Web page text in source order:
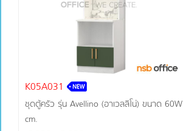
K05A031
ชุดตู้ครัว รุ่น Avellino (อาเวลลิโน่) ขนาด 60W
cm.